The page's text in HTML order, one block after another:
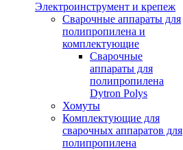
Электроинструмент и крепеж
Сварочные аппараты для
полипропилена и
комплектующие
Сварочные
аппараты для
полипропилена
Dytron Polys
Хомуты
Комплектующие для
сварочных аппаратов для
полипропилена